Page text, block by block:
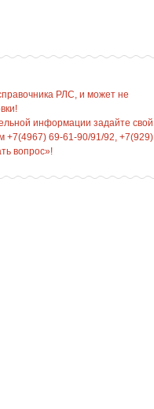
РЛС, и может не
информации задайте свой
+7(4967) 69-61-90/91/92, +7(929)
вопрос»!